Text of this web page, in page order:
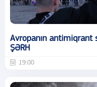
Avropanın antimiqrant
ŞƏRH
19:00